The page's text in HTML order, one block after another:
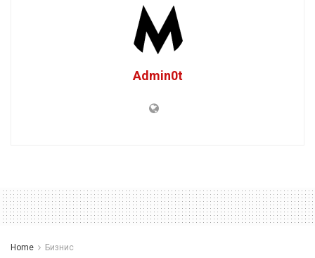
Admin0t
Home Бизнис